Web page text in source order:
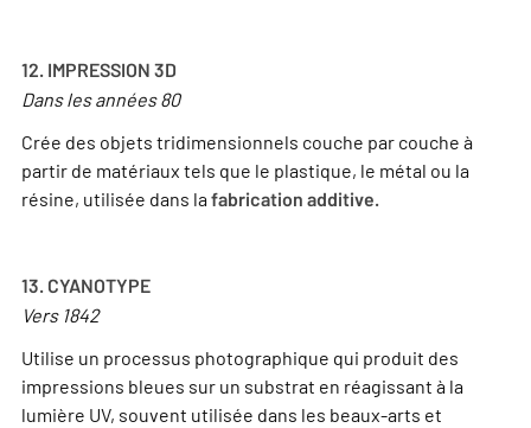
12. IMPRESSION 3D
Dans les années 80
Crée des objets tridimensionnels couche par couche à
partir de matériaux tels que le plastique, le métal ou la
résine, utilisée dans lafabrication additive.
13. CYANOTYPE
Vers 1842
Utilise un processus photographique qui produit des
impressions bleues sur un substrat en réagissant à la
lumière UV, souvent utilisée dans les beaux-arts et